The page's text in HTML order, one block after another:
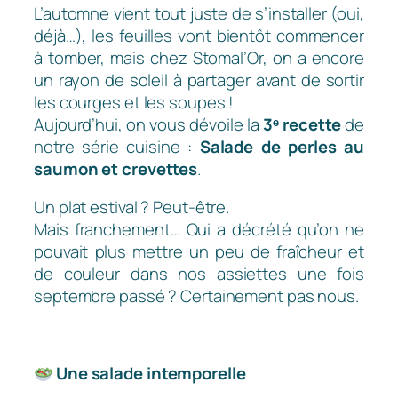
L’automne vient tout juste de s’installer (oui,
déjà…), les feuilles vont bientôt commencer
à tomber, mais chez Stomal’Or, on a encore
un rayon de soleil à partager avant de sortir
les courges et les soupes !
Aujourd’hui, on vous dévoile la 3ᵉ recettede
notre série cuisine : Salade de perles au
saumon et crevettes.
Un plat estival ? Peut-être.
Mais franchement… Qui a décrété qu’on ne
pouvait plus mettre un peu de fraîcheur et
de couleur dans nos assiettes une fois
septembre passé ? Certainement pas nous.
Une salade intemporelle